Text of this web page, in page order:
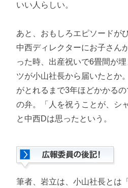
いい人らしい。
あと、おもしろエピソードが
中西ディレクターにお子さん
った時、出産祝いで6畳間が
ツが小山社長から届いたとか
がとれるまで3年ほどかかる
の弁。「人を祝うことが、シ
と中西Dは思ったという。
筆者、岩立は、小山社長とは